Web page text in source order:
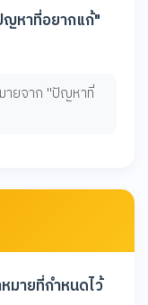
หาที่อยากแก้"
ายจาก "ปัญหาที่
มายที่กำหนดไว้